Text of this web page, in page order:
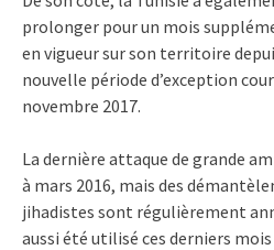
prolonger pour un mois
en vigueur sur son territoire
nouvelle période d’exception
novembre 2017.
La dernière attaque de grande
à mars 2016, mais des
jihadistes sont régulièrement
aussi été utilisé ces derniers